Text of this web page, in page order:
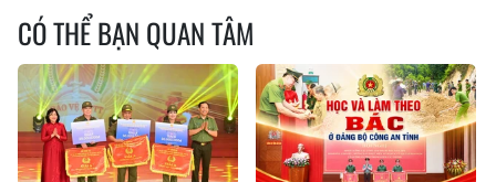
CÓ THỂ BẠN QUAN TÂM